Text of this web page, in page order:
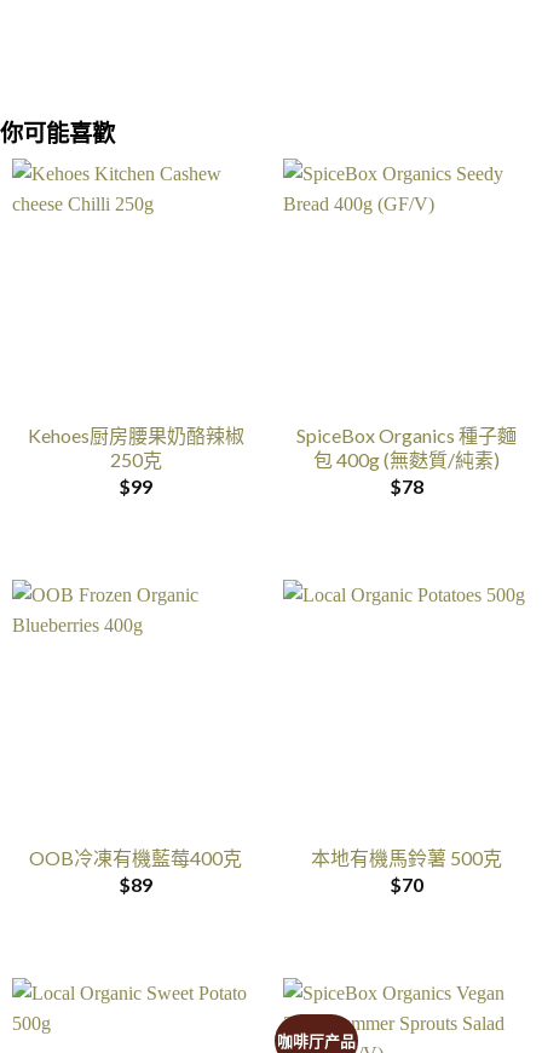
你可能喜歡
Kehoes厨房腰果奶酪辣椒
250克
$99
SpiceBox Organics 種子麵
包 400g (無麩質/純素)
$78
OOB冷凍有機藍莓400克
$89
本地有機馬鈴薯 500克
$70
咖啡厅产品